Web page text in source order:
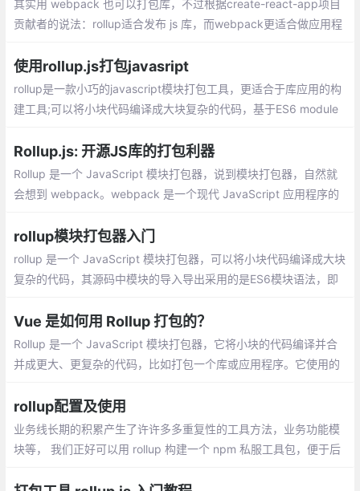
其实用 webpack 也可以打包库，不过根据create-react-app项目
贡献者的说法：rollup适合发布 js 库，而webpack更适合做应用程
k 打包 css 比 rollup 方便，相信大家已经有所了解
使用rollup.js打包javasript
rollup是一款小巧的javascript模块打包工具，更适合于库应用的构
建工具;可以将小块代码编译成大块复杂的代码，基于ES6 module
Rollup.js: 开源JS库的打包利器
Rollup 是一个 JavaScript 模块打包器，说到模块打包器，自然就
会想到 webpack。webpack 是一个现代 JavaScript 应用程序的
天，为什么还要用 Rollup 呢？
rollup模块打包器入门
rollup 是一个 JavaScript 模块打包器，可以将小块代码编译成大块
复杂的代码，其源码中模块的导入导出采用的是ES6模块语法，即
Vue 是如何用 Rollup 打包的？
Rollup 是一个 JavaScript 模块打包器，它将小块的代码编译并合
并成更大、更复杂的代码，比如打包一个库或应用程序。它使用的
rollup配置及使用
业务线长期的积累产生了许许多多重复性的工具方法，业务功能模
块等， 我们正好可以用 rollup 构建一个 npm 私服工具包，便于后